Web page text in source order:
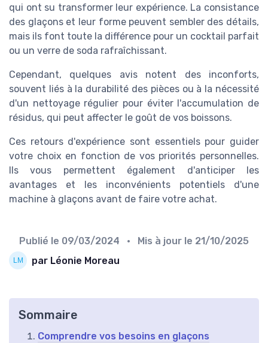
qui ont su transformer leur expérience. La consistance
des glaçons et leur forme peuvent sembler des détails,
mais ils font toute la différence pour un cocktail parfait
ou un verre de soda rafraîchissant.
Cependant, quelques avis notent des inconforts,
souvent liés à la durabilité des pièces ou à la nécessité
d'un nettoyage régulier pour éviter l'accumulation de
résidus, qui peut affecter le goût de vos boissons.
Ces retours d'expérience sont essentiels pour guider
votre choix en fonction de vos priorités personnelles.
Ils vous permettent également d'anticiper les
avantages et les inconvénients potentiels d'une
machine à glaçons avant de faire votre achat.
Publié le 09/03/2024 • Mis à jour le 21/10/2025
par Léonie Moreau
Sommaire
Comprendre vos besoins en glaçons